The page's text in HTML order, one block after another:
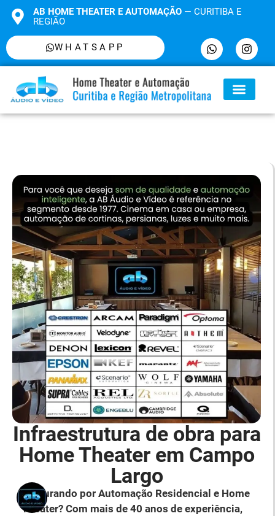
AB HOME THEATER E AUTOMAÇÃO— CURITIBA E
REGIÃO
WHATSAPP
Infraestrutura de obra para
Home Theater em Campo
Largo
Procurando por Automação Residencial e Home
Theater? Com mais de 40 anos de experiência,